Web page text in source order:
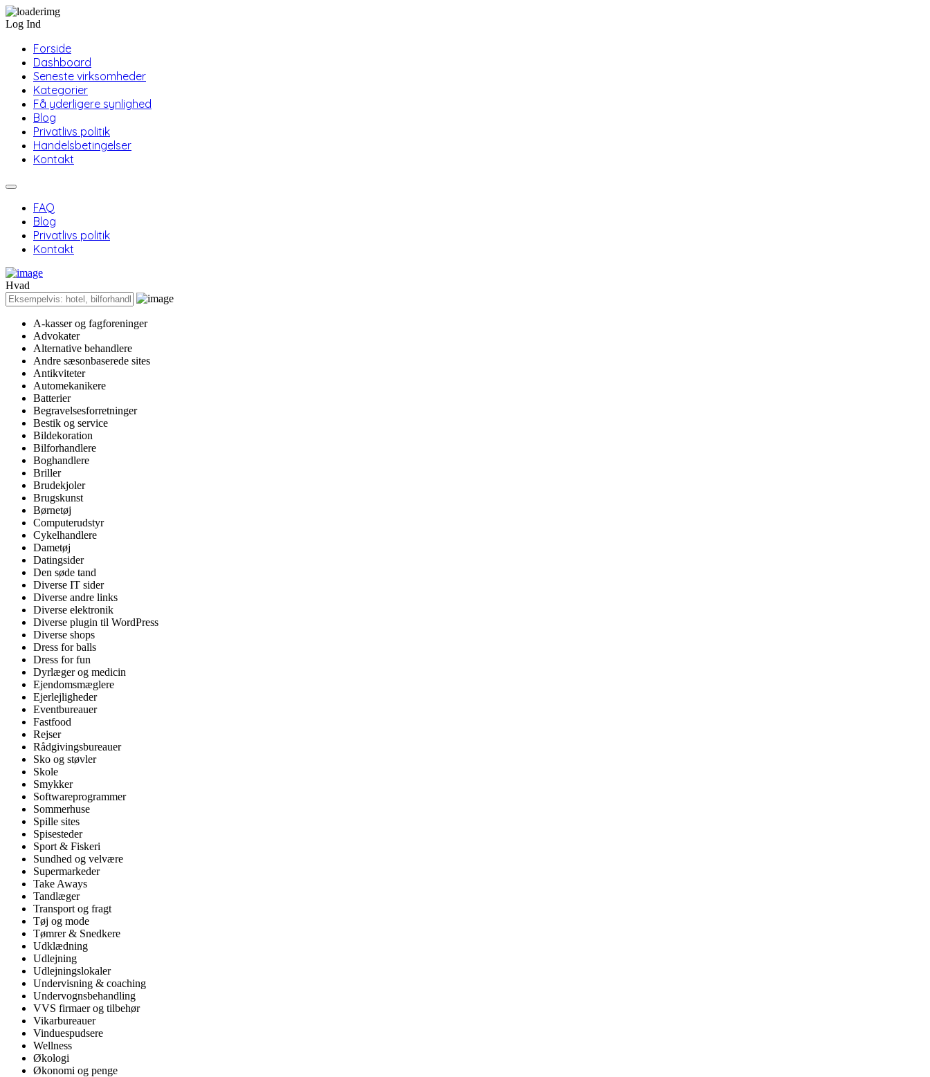
Log Ind
Forside
Dashboard
Seneste virksomheder
Kategorier
Få yderligere synlighed
Blog
Privatlivs politik
Handelsbetingelser
Kontakt
FAQ
Blog
Privatlivs politik
Kontakt
Hvad
A-kasser og fagforeninger
Advokater
Alternative behandlere
Andre sæsonbaserede sites
Antikviteter
Automekanikere
Batterier
Begravelsesforretninger
Bestik og service
Bildekoration
Bilforhandlere
Boghandlere
Briller
Brudekjoler
Brugskunst
Børnetøj
Computerudstyr
Cykelhandlere
Dametøj
Datingsider
Den søde tand
Diverse IT sider
Diverse andre links
Diverse elektronik
Diverse plugin til WordPress
Diverse shops
Dress for balls
Dress for fun
Dyrlæger og medicin
Ejendomsmæglere
Ejerlejligheder
Eventbureauer
Fastfood
Rejser
Rådgivingsbureauer
Sko og støvler
Skole
Smykker
Softwareprogrammer
Sommerhuse
Spille sites
Spisesteder
Sport & Fiskeri
Sundhed og velvære
Supermarkeder
Take Aways
Tandlæger
Transport og fragt
Tøj og mode
Tømrer & Snedkere
Udklædning
Udlejning
Udlejningslokaler
Undervisning & coaching
Undervognsbehandling
VVS firmaer og tilbehør
Vikarbureauer
Vinduespudsere
Wellness
Økologi
Økonomi og penge